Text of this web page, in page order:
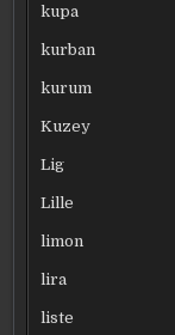
kupa
kurban
kurum
Kuzey
Lig
Lille
limon
lira
liste